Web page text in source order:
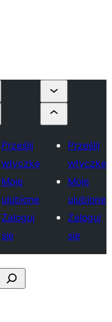
Prześlij
wtyczkę
Moje
ulubione
Zaloguj
się
Prześlij
wtyczkę
Moje
ulubione
Zaloguj
się